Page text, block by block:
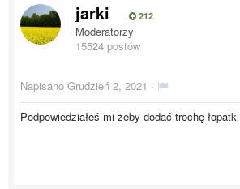
jarki 212
Moderatorzy
15524 postów
Napisano Grudzień 2, 2021 ·
Podpowiedziałeś mi żeby dodać trochę